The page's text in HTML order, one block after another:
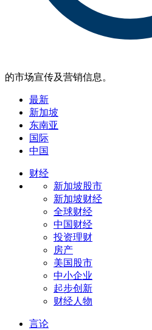
的市场宣传及营销信息。
最新
新加坡
东南亚
国际
中国
财经
新加坡股市
新加坡财经
全球财经
中国财经
投资理财
房产
美国股市
中小企业
起步创新
财经人物
言论